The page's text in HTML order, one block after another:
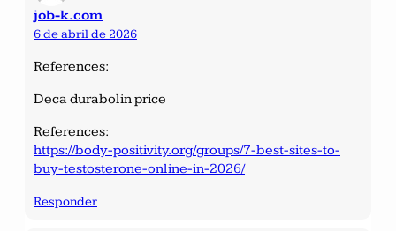
job-k.com
6 de abril de 2026
References:
Deca durabolin price
References:
https://body-positivity.org/groups/7-best-sites-to-
buy-testosterone-online-in-2026/
Responder